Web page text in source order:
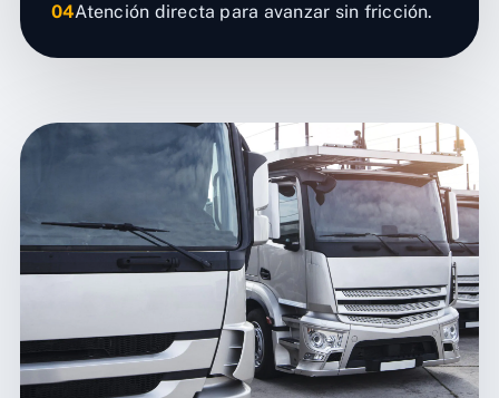
04Atención directa para avanzar sin fricción.